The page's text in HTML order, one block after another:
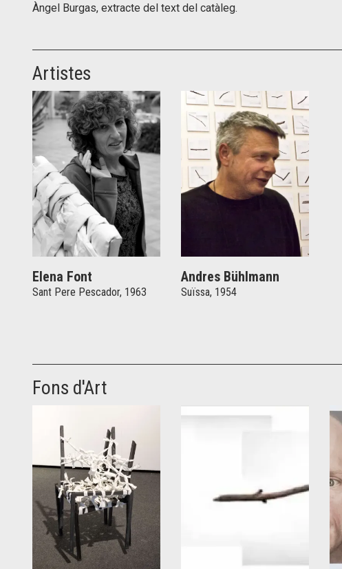
Àngel Burgas, extracte del text del catàleg.
Artistes
Elena Font
Sant Pere Pescador, 1963
Andres Bühlmann
Suïssa, 1954
Fons d'Art